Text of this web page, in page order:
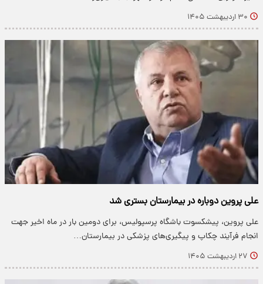
۳۰ اردیبهشت ۱۴۰۵
علی پروین دوباره در بیمارستان بستری شد
علی پروین، پیشکسوت باشگاه پرسپولیس، برای دومین بار در ماه اخیر جهت
انجام فرآیند چکاپ و پیگیری‌های پزشکی در بیمارستان…
۲۷ اردیبهشت ۱۴۰۵